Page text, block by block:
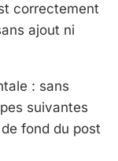
correctement
ajout ni
: sans
suivantes
fond du post